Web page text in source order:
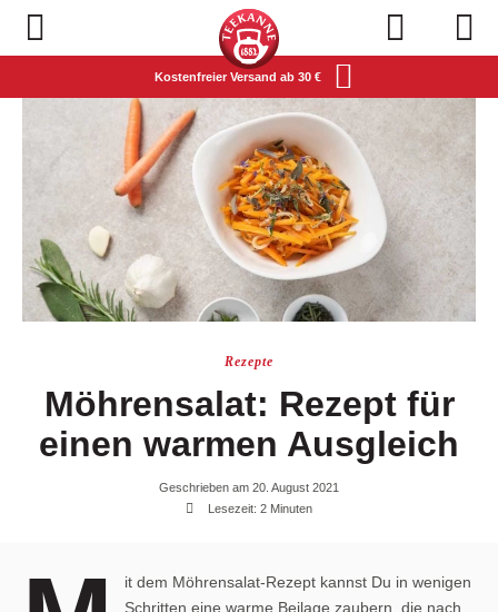
Navigation öffnen
Kostenfreier Versand ab 30 €
Rezepte
Möhrensalat: Rezept für
einen warmen Ausgleich
Geschrieben am 20. August 2021
Lesezeit: 2 Minuten
it dem Möhrensalat-Rezept kannst Du in wenigen
Schritten eine warme Beilage zaubern, die nach